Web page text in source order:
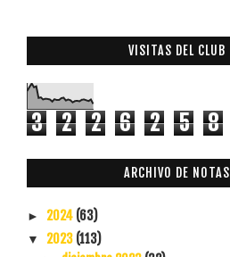
VISITAS DEL CLUB
3 2 2 6 2 5 8
ARCHIVO DE NOTAS
► 2024 (63)
▼ 2023 (113)